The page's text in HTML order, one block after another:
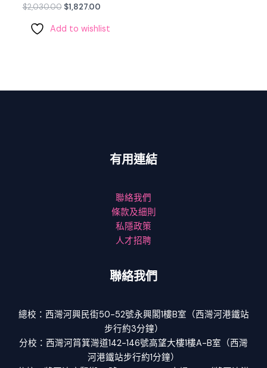
$2,030.00 $1,827.00
Add to wishlist
有用連結
聯絡我們
條款及細則
私隱政策
人才招聘
聯絡我們
總校：西灣河興民街50-52號永興閣1樓B室（西灣河港鐵站
步行約3分鐘）
分校：西灣河筲箕灣道142-146號高望大樓1樓A-B室（西灣
河港鐵站步行約1分鐘）